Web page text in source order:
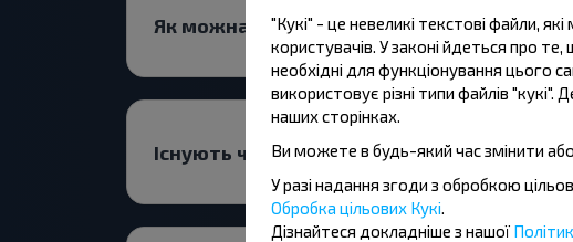
Як можна придбати квиток на рейс
Існують чи існують обмеження на
"Кукі" - це невеликі текстові файли,
користувачів. У законі йдеться про
необхідні для функціонування цього
використовує різні типи файлів
наших сторінках.
Ви можете в будь-який час змінити
У разі надання згоди з обробкою
Обробка цільових Кукі.
Дізнайтеся докладніше з нашої